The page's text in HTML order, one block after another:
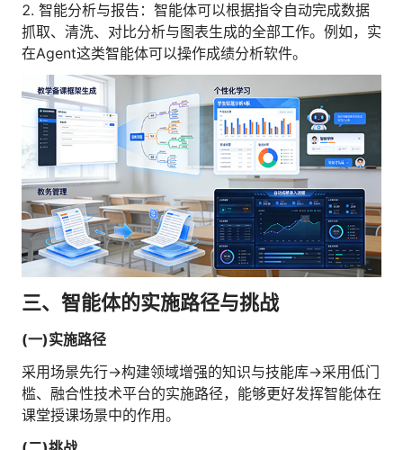
2. 智能分析与报告：智能体可以根据指令自动完成数据
抓取、清洗、对比分析与图表生成的全部工作。例如，实
在Agent这类智能体可以操作成绩分析软件。
三、智能体的实施路径与挑战
(一)实施路径
采用场景先行→构建领域增强的知识与技能库→采用低门
槛、融合性技术平台的实施路径，能够更好发挥智能体在
课堂授课场景中的作用。